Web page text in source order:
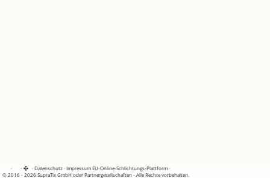
· · ·Datenschutz·Impressum EU-Online-Schlichtungs-Plattform·
© 2016 - 2026 SupraTix GmbH oder Partnergesellschaften - Alle Rechte vorbehalten.